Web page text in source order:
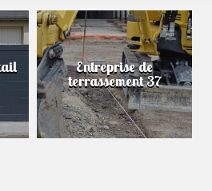
Entreprise de
terrassement 37